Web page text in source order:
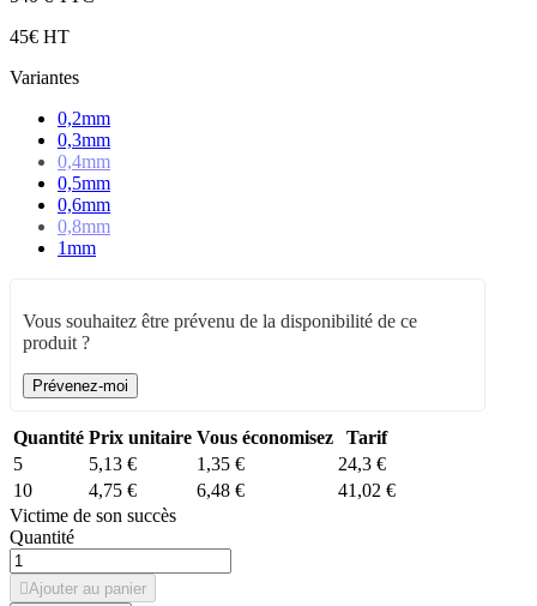
45€ HT
Variantes
0,2mm
0,3mm
0,4mm
0,5mm
0,6mm
0,8mm
1mm
Vous souhaitez être prévenu de la disponibilité de ce
produit ?
Prévenez-moi
Quantité Prix unitaire Vous économisez
Tarif
5
5,13 € 1,35 €
24,3 €
10
4,75 € 6,48 €
41,02 €
Victime de son succès
Quantité
Ajouter au panier